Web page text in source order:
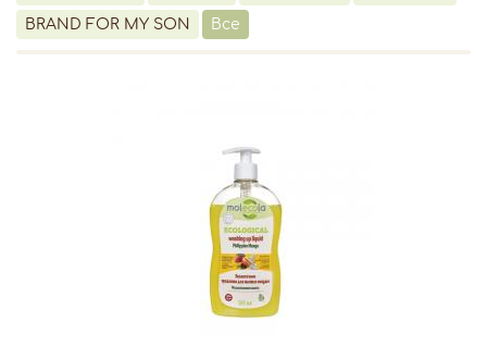
BRAND FOR MY SON Все